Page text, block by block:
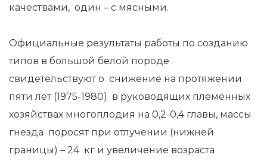
качествами, один – с мясными.
Официальные результаты работы по созданию
типов в большой белой породе
свидетельствуют о снижение на протяжении
пяти лет (1975-1980) в руководящих племенных
хозяйствах многоплодия на 0,2-0,4 главы, массы
гнезда поросят при отлучении (нижней
границы) – 24 кг и увеличение возраста